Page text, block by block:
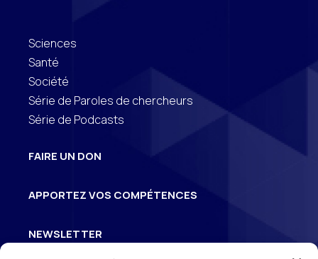
Sciences
Santé
Société
Série de Paroles de chercheurs
Série de Podcasts
FAIRE UN DON
APPORTEZ VOS COMPÉTENCES
NEWSLETTER